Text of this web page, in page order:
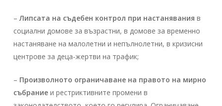
– Липсата на съдебен контрол при настанявания в
социални домове за възрастни, в домове за временно
настаняване на малолетни и непълнолетни, в кризисни
центрове за деца-жертви на трафик;
– Произволното ограничаване на правото на мирно
събрание и рестриктивните промени в